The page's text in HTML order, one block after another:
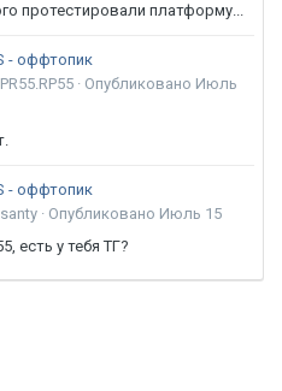
протестировали платформу...
- оффтопик
· Опубликовано Июль
- оффтопик
· Опубликовано Июль 15
есть у тебя ТГ?